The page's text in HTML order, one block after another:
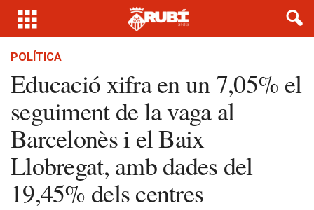
POLÍTICA
Educació xifra en un 7,05% el
seguiment de la vaga al
Barcelonès i el Baix
Llobregat, amb dades del
19,45% dels centres